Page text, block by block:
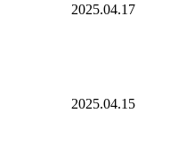
2025.04.17
2025.04.15